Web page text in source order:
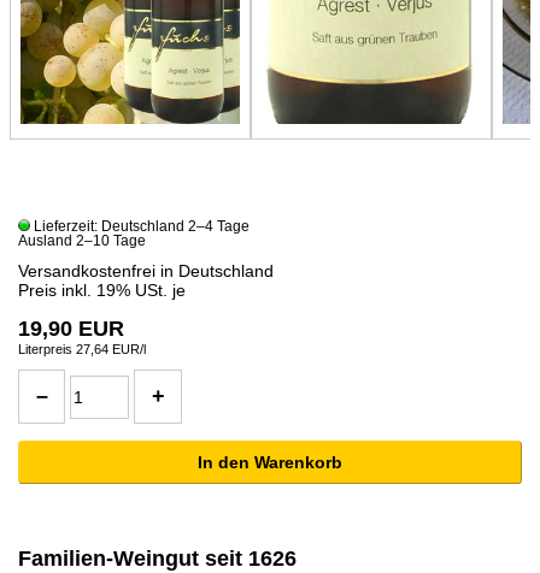
Lieferzeit: Deutschland 2–4 Tage
Ausland 2–10 Tage
Versandkostenfrei in Deutschland
Preis inkl. 19% USt. je
19,90 EUR
Literpreis 27,64 EUR/l
Familien-Weingut seit 1626